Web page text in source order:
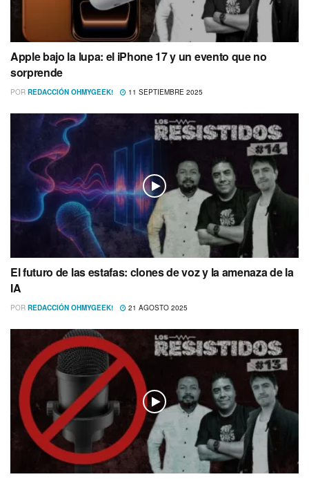
Apple bajo la lupa: el iPhone 17 y un evento que no
sorprende
POR REDACCIÓN OHMYGEEK! 11 SEPTIEMBRE 2025
El futuro de las estafas: clones de voz y la amenaza de la
IA
POR REDACCIÓN OHMYGEEK! 21 AGOSTO 2025